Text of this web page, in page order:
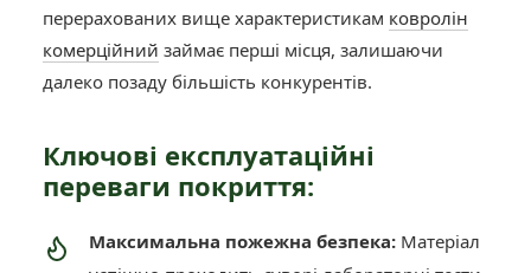
перерахованих вище характеристикам ковролін
комерційний займає перші місця, залишаючи
далеко позаду більшість конкурентів.
Ключові експлуатаційні
переваги покриття:
Максимальна пожежна безпека: Матеріал